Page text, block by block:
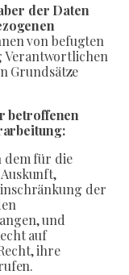
der Daten
von befugten
Verantwortlichen
Grundsätze
betroffenen
dem für die
der
und
auf
ihre